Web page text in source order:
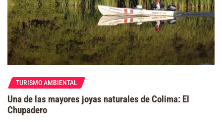
TURISMO AMBIENTAL
Una de las mayores joyas naturales de Colima: El
Chupadero